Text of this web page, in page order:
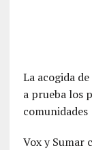
La acogida
a prueba los
comunidades
Vox y Sumar